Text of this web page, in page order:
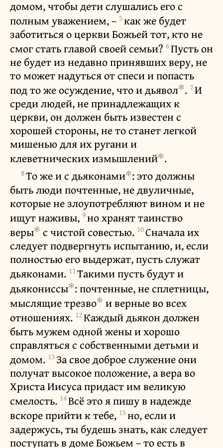
домом, чтобы дети слушались его с
полным уважением, – 5как же будет
заботиться о церкви Божьей тот, кто не
смог стать главой своей семьи? 6Пусть он
не будет из недавно принявших веру, не
то может надуться от спеси и попасть
под то же осуждение, что и дьявол✻. 7И
среди людей, не принадлежащих к
церкви, он должен быть известен с
хорошей стороны, не то станет легкой
мишенью для их ругани и
клеветнических измышлений✻.
8То же и с дьяконами✻: это должны
быть люди почтенные, не двуличные,
которые не злоупотребляют вином и не
ищут наживы, 9но хранят таинство
веры✻ с чистой совестью. 10Сначала их
следует подвергнуть испытанию, и, если
полностью его выдержат, пусть служат
дьяконами. 11Такими пусть будут и
дьякониссы✻: почтенные, не сплетницы,
мыслящие трезво✻ и верные во всех
отношениях. 12Каждый дьякон должен
быть мужем одной жены и хорошо
справляться с собственными детьми и
домом. 13За свое доброе служение они
получат высокое положение, а вера во
Христа Иисуса придаст им великую
смелость. 14Всё это я пишу в надежде
вскоре прийти к тебе, 15но, если и
задержусь, ты будешь знать, как следует
поступать в доме Божьем – то есть в